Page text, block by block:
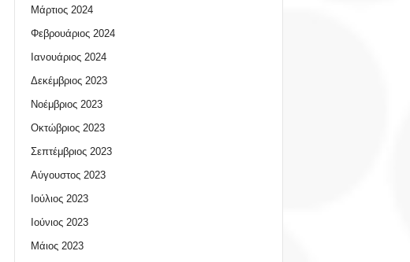
Μάρτιος 2024
Φεβρουάριος 2024
Ιανουάριος 2024
Δεκέμβριος 2023
Νοέμβριος 2023
Οκτώβριος 2023
Σεπτέμβριος 2023
Αύγουστος 2023
Ιούλιος 2023
Ιούνιος 2023
Μάιος 2023